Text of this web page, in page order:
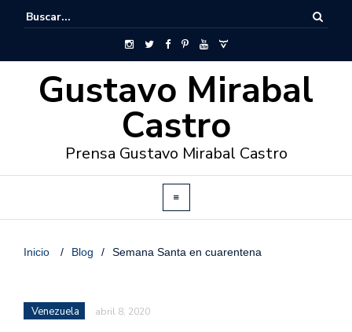
Gustavo Mirabal
Castro
Prensa Gustavo Mirabal Castro
Inicio / Blog / Semana Santa en cuarentena
Venezuela abril 8, 2020